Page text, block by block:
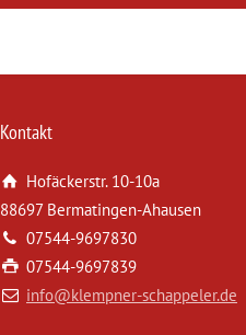
Kontakt
Hofäckerstr. 10-10a
88697 Bermatingen-Ahausen
07544-9697830
07544-9697839
info@klempner-schappeler.de